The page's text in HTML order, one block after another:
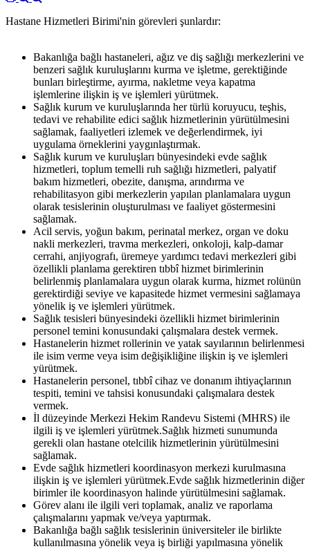
Hastane Hizmetleri Birimi'nin görevleri şunlardır:
Bakanlığa bağlı hastaneleri, ağız ve diş sağlığı merkezlerini ve
benzeri sağlık kuruluşlarını kurma ve işletme, gerektiğinde
bunları birleştirme, ayırma, nakletme veya kapatma
işlemlerine ilişkin iş ve işlemleri yürütmek.
Sağlık kurum ve kuruluşlarında her türlü koruyucu, teşhis,
tedavi ve rehabilite edici sağlık hizmetlerinin yürütülmesini
sağlamak, faaliyetleri izlemek ve değerlendirmek, iyi
uygulama örneklerini yaygınlaştırmak.
Sağlık kurum ve kuruluşları bünyesindeki evde sağlık
hizmetleri, toplum temelli ruh sağlığı hizmetleri, palyatif
bakım hizmetleri, obezite, danışma, arındırma ve
rehabilitasyon gibi merkezlerin yapılan planlamalara uygun
olarak tesislerinin oluşturulması ve faaliyet göstermesini
sağlamak.
Acil servis, yoğun bakım, perinatal merkez, organ ve doku
nakli merkezleri, travma merkezleri, onkoloji, kalp-damar
cerrahi, anjiyografı, üremeye yardımcı tedavi merkezleri gibi
özellikli planlama gerektiren tıbbî hizmet birimlerinin
belirlenmiş planlamalara uygun olarak kurma, hizmet rolünün
gerektirdiği seviye ve kapasitede hizmet vermesini sağlamaya
yönelik iş ve işlemleri yürütmek.
Sağlık tesisleri bünyesindeki özellikli hizmet birimlerinin
personel temini konusundaki çalışmalara destek vermek.
Hastanelerin hizmet rollerinin ve yatak sayılarının belirlenmesi
ile isim verme veya isim değişikliğine ilişkin iş ve işlemleri
yürütmek.
Hastanelerin personel, tıbbî cihaz ve donanım ihtiyaçlarının
tespiti, temini ve tahsisi konusundaki çalışmalara destek
vermek.
İl düzeyinde Merkezi Hekim Randevu Sistemi (MHRS) ile
ilgili iş ve işlemleri yürütmek.Sağlık hizmeti sunumunda
gerekli olan hastane otelcilik hizmetlerinin yürütülmesini
sağlamak.
Evde sağlık hizmetleri koordinasyon merkezi kurulmasına
ilişkin iş ve işlemleri yürütmek.Evde sağlık hizmetlerinin diğer
birimler ile koordinasyon halinde yürütülmesini sağlamak.
Görev alanı ile ilgili veri toplamak, analiz ve raporlama
çalışmalarını yapmak ve/veya yaptırmak.
Bakanlığa bağlı sağlık tesislerinin üniversiteler ile birlikte
kullanılmasına yönelik veya iş birliği yapılmasına yönelik